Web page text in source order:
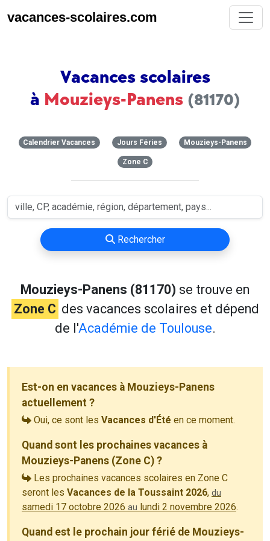
vacances-scolaires.com
Vacances scolaires
à Mouzieys-Panens (81170)
Calendrier Vacances Jours Féries Mouzieys-Panens
Zone C
Rechercher
Mouzieys-Panens (81170) se trouve en
Zone C des vacances scolaires et dépend
de l'Académie de Toulouse.
Est-on en vacances à Mouzieys-Panens
actuellement ?
Oui, ce sont les Vacances d'Été en ce moment.
Quand sont les prochaines vacances à
Mouzieys-Panens (Zone C) ?
Les prochaines vacances scolaires en Zone C
seront les Vacances de la Toussaint 2026, du
samedi 17 octobre 2026 au lundi 2 novembre 2026.
Quand est le prochain jour férié de Mouzieys-